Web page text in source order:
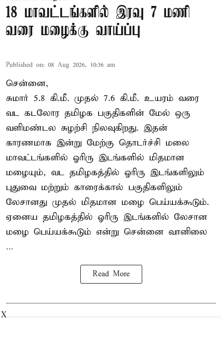
18 மாவட்டங்களில் இரவு 7 மணி
வரை மழைக்கு வாய்ப்பு
Published on: 08 Aug 2026, 10:36 am
சென்னை,
சுமார் 5.8 கி.மீ. முதல் 7.6 கி.மீ. உயரம் வரை
வட கடலோர தமிழக பகுதிகளின் மேல் ஒரு
வளிமண்டல சுழற்சி நிலவுகிறது. இதன்
காரணமாக இன்று மேற்கு தொடர்ச்சி மலை
மாவட்டங்களில் ஓரிரு இடங்களில் மிதமான
மழையும், வட தமிழகத்தில் ஓரிரு இடங்களிலும்
புதுவை மற்றும் காரைக்கால் பகுதிகளிலும்
லேசானது முதல் மிதமான மழை பெய்யக்கூடும்.
ஏனைய தமிழகத்தில் ஓரிரு இடங்களில் லேசான
மழை பெய்யக்கூடும் என்று சென்னை வானிலை
...
Read More
X